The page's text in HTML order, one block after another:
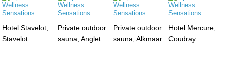
Hotel Stavelot,
Stavelot
Private outdoor
sauna, Anglet
Private outdoor
sauna, Alkmaar
Hotel Mercure,
Coudray